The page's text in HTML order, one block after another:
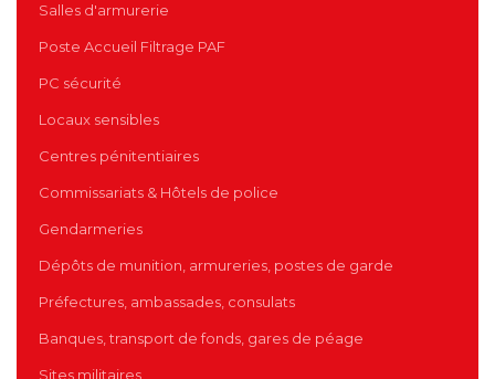
Salles d'armurerie
Poste Accueil Filtrage PAF
PC sécurité
Locaux sensibles
Centres pénitentiaires
Commissariats & Hôtels de police
Gendarmeries
Dépôts de munition, armureries, postes de garde
Préfectures, ambassades, consulats
Banques, transport de fonds, gares de péage
Sites militaires